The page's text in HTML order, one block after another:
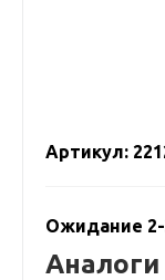
Артикул:
Ожидание
Аналоги